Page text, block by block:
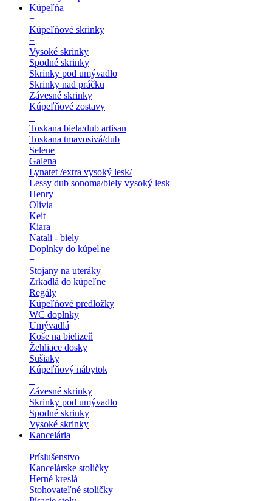
Kúpeľňa
+
Kúpeľňové skrinky
+
Vysoké skrinky
Spodné skrinky
Skrinky pod umývadlo
Skrinky nad práčku
Závesné skrinky
Kúpeľňové zostavy
+
Toskana biela/dub artisan
Toskana tmavosivá/dub
Selene
Galena
Lynatet /extra vysoký lesk/
Lessy dub sonoma/biely vysoký lesk
Henry
Olivia
Keit
Kiara
Natali - biely
Doplnky do kúpeľne
+
Stojany na uteráky
Zrkadlá do kúpeľne
Regály
Kúpeľňové predložky
WC doplnky
Umývadlá
Koše na bielizeň
Žehliace dosky
Sušiaky
Kúpeľňový nábytok
+
Závesné skrinky
Skrinky pod umývadlo
Spodné skrinky
Vysoké skrinky
Kancelária
+
Príslušenstvo
Kancelárske stoličky
Herné kreslá
Stohovateľné stoličky